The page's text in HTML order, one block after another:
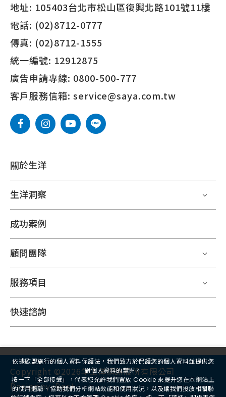
地址: 105403台北市松山區復興北路101號11樓
電話: (02)8712-0777
傳真: (02)8712-1555
統一編號: 12912875
廣告申請專線: 0800-500-777
客戶服務信箱: service@saya.com.tw
關於生洋
生洋洞察
成功案例
顧問團隊
服務項目
快速諮詢
Copyright ©2026年生洋網路股份有限公司
Design by iBest
依據歐盟施行的個人資料保護法，我們致力於保護您的個人資料並提供您
對個人資料的掌握。
按一下「全部接受」，代表您允許我們置放 Cookie 來提升您在本網站上
的使用體驗、協助我們分析網站效能和使用狀況，以及讓我們投放相關聯